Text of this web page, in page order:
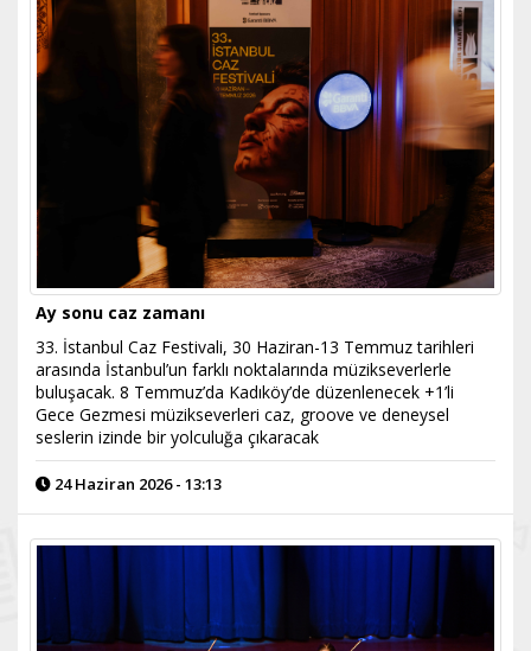
Ay sonu caz zamanı
33. İstanbul Caz Festivali, 30 Haziran-13 Temmuz tarihleri
arasında İstanbul’un farklı noktalarında müzikseverlerle
buluşacak. 8 Temmuz’da Kadıköy’de düzenlenecek +1’li
Gece Gezmesi müzikseverleri caz, groove ve deneysel
seslerin izinde bir yolculuğa çıkaracak
24 Haziran 2026 - 13:13